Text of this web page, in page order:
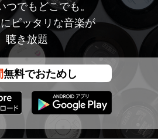
つでもどこでも。
ピッタリな音楽が
聴き放題
無料でおためし